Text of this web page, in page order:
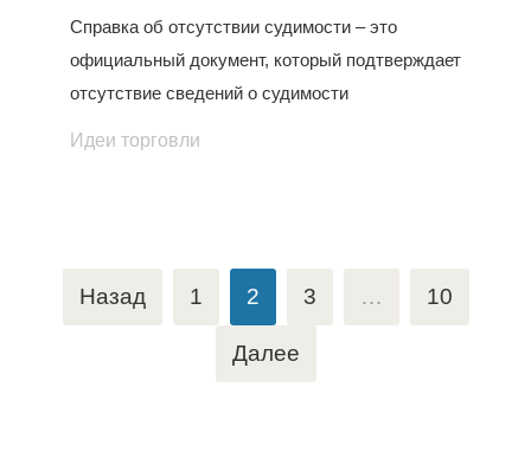
Справка об отсутствии судимости – это
официальный документ, который подтверждает
отсутствие сведений о судимости
Идеи торговли
Пагинация
записей
Назад 1 2 3 … 10
Далее